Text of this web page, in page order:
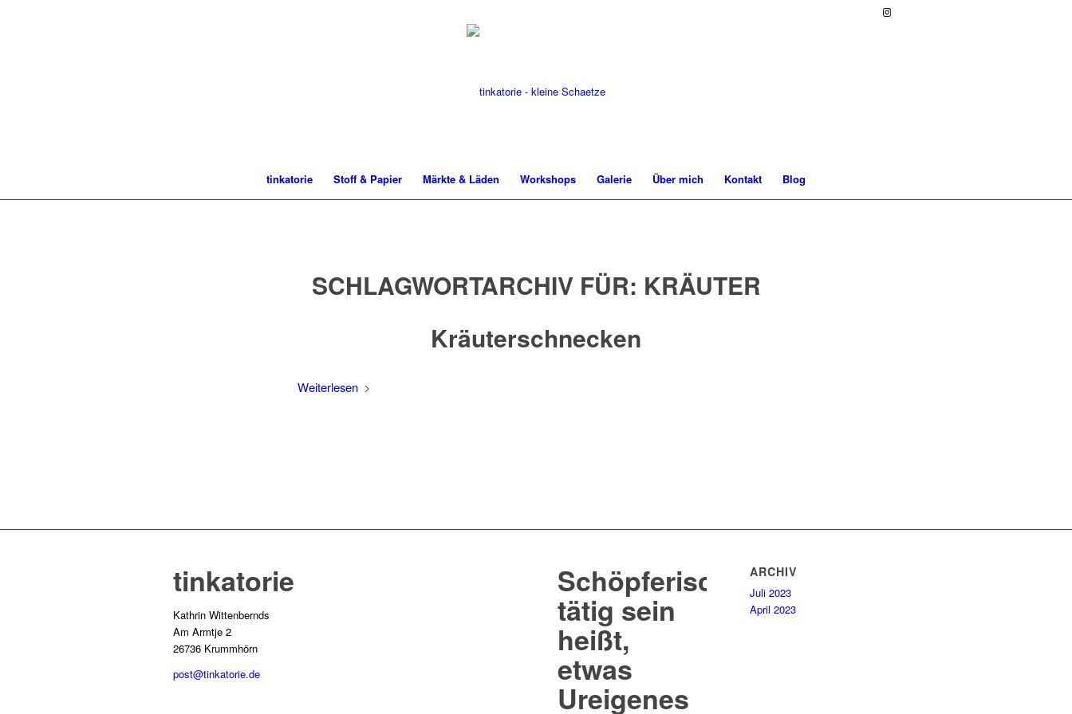
tinkatorie Stoff & Papier Märkte & Läden Workshops Galerie Über mich Kontakt Blog
SCHLAGWORTARCHIV FÜR: KRÄUTER
Kräuterschnecken
Weiterlesen
tinkatorie
Kathrin Wittenbernds
Am Armtje 2
26736 Krummhörn
post@tinkatorie.de
Schöpferisch
tätig sein
heißt,
etwas
Ureigenes
ARCHIV
Juli 2023
April 2023